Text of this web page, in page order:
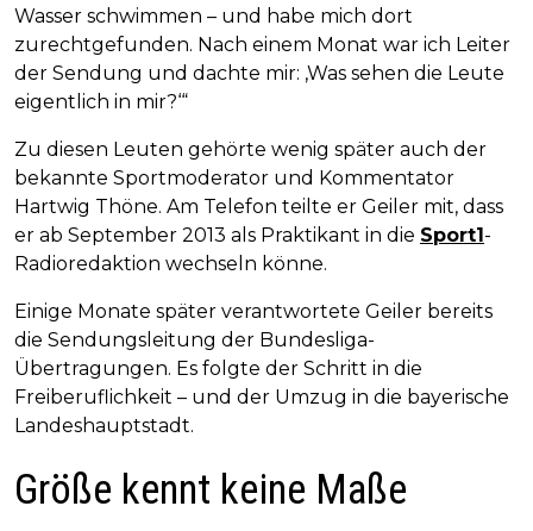
Wasser schwimmen – und habe mich dort
zurechtgefunden. Nach einem Monat war ich Leiter
der Sendung und dachte mir: ,Was sehen die Leute
eigentlich in mir?‘“
Zu diesen Leuten gehörte wenig später auch der
bekannte Sportmoderator und Kommentator
Hartwig Thöne. Am Telefon teilte er Geiler mit, dass
er ab September 2013 als Praktikant in die Sport1-
Radioredaktion wechseln könne.
Einige Monate später verantwortete Geiler bereits
die Sendungsleitung der Bundesliga-
Übertragungen. Es folgte der Schritt in die
Freiberuflichkeit – und der Umzug in die bayerische
Landeshauptstadt.
Größe kennt keine Maße